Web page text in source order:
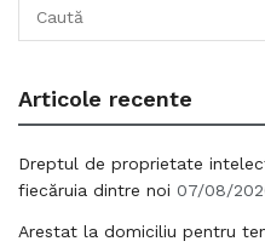
Articole recente
Dreptul de proprietate
fiecăruia dintre noi 07/08/
Arestat la domiciliu pentru